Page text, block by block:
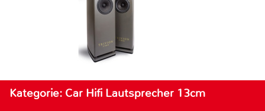
Kategorie: Car Hifi Lautsprecher 13cm